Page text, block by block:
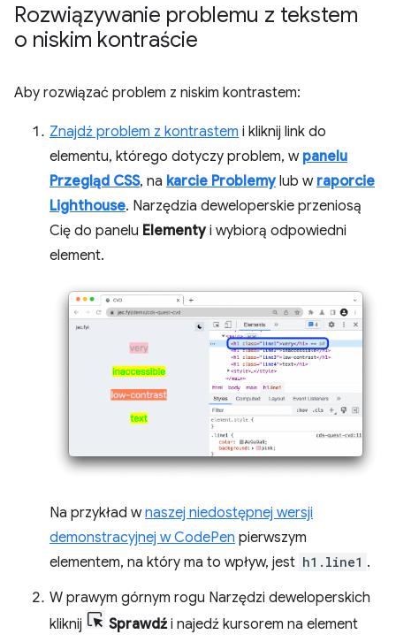
Rozwiązywanie problemu z tekstem
o niskim kontraście
Aby rozwiązać problem z niskim kontrastem:
Znajdź problem z kontrastem i kliknij link do
elementu, którego dotyczy problem, w panelu
Przegląd CSS, na karcie Problemylub w raporcie
Lighthouse. Narzędzia deweloperskie przeniosą
Cię do panelu Elementyi wybiorą odpowiedni
element.
Na przykład wnaszej niedostępnej wersji
demonstracyjnej w CodePen pierwszym
elementem, na który ma to wpływ, jest h1.line1 .
W prawym górnym rogu Narzędzi deweloperskich
kliknij
Sprawdź i najedź kursorem na element